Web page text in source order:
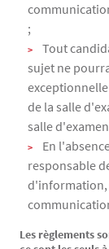
;
Tout
sujet ne
de la salle
salle
En
responsable
d'information,
Les règlements